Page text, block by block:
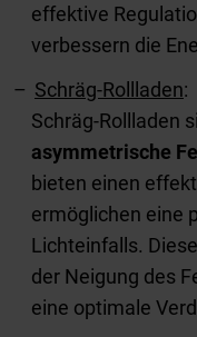
effektive
verbessern die
Schräg-Rollladen:
Schräg-Rollladen
asymmetrische
bieten einen
ermöglichen eine
Lichteinfalls.
der Neigung des
eine optimale